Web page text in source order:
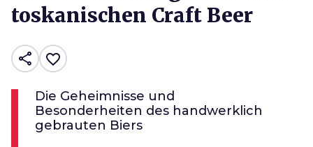
toskanischen Craft Beer
share favorite_border
Die Geheimnisse und
Besonderheiten des handwerklich
gebrauten Biers